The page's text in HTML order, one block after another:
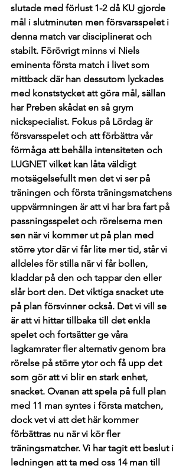
slutade med förlust 1-2 då KU gjorde
mål i slutminuten men försvarsspelet i
denna match var disciplinerat och
stabilt. Förövrigt minns vi Niels
eminenta första match i livet som
mittback där han dessutom lyckades
med konststycket att göra mål, sällan
har Preben skådat en så grym
nickspecialist. Fokus på Lördag är
försvarsspelet och att förbättra vår
förmåga att behålla intensiteten och
LUGNET vilket kan låta väldigt
motsägelsefullt men det vi ser på
träningen och första träningsmatchens
uppvärmningen är att vi har bra fart på
passningsspelet och rörelserna men
sen när vi kommer ut på plan med
större ytor där vi får lite mer tid, står vi
alldeles för stilla när vi får bollen,
kladdar på den och tappar den eller
slår bort den. Det viktiga snacket ute
på plan försvinner också. Det vi vill se
är att vi hittar tillbaka till det enkla
spelet och fortsätter ge våra
lagkamrater fler alternativ genom bra
rörelse på större ytor och få upp det
som gör att vi blir en stark enhet,
snacket. Ovanan att spela på full plan
med 11 man syntes i första matchen,
dock vet vi att det här kommer
förbättras nu när vi kör fler
träningsmatcher. Vi har tagit ett beslut i
ledningen att ta med oss 14 man till